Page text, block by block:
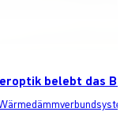
belebt das